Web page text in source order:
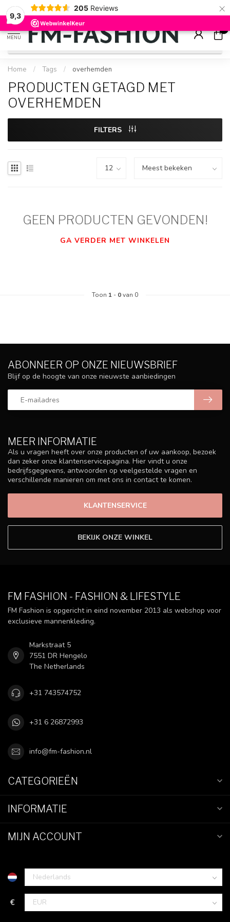
9,3
205 Reviews ×
Check onzesale artikelenvoor flinke kortingen
MENU
0
Home / Tags / overhemden
PRODUCTEN GETAGD MET
OVERHEMDEN
FILTERS
GEEN PRODUCTEN GEVONDEN!
GA VERDER MET WINKELEN
Toon 1 - 0van 0
MEER INFORMATIE
Als u vragen heeft over onze producten of uw aankoop, bezoek
dan zeker onze klantenservicepagina. Hier vindt u onze
bedrijfsgegevens, antwoorden op veelgestelde vragen en
verschillende manieren om met ons in contact te komen.
KLANTENSERVICE
BEKIJK ONZE WINKEL
ABONNEER OP ONZE NIEUWSBRIEF
Blijf op de hoogte van onze nieuwste aanbiedingen
FM FASHION - FASHION & LIFESTYLE
FM Fashion is opgericht in eind november 2013 als webshop voor
exclusieve mannenkleding.
Markstraat 5
7551 DR Hengelo
The Netherlands
+31 743574752
+31 6 26872993
info@fm-fashion.nl
CATEGORIEËN
INFORMATIE
MIJN ACCOUNT
€